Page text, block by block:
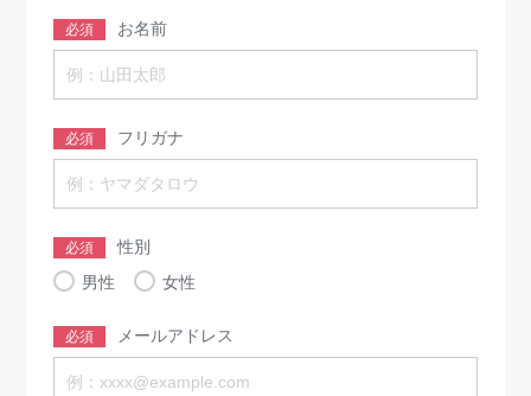
必須 お名前
必須 フリガナ
必須
性別
男性
女性
必須 メールアドレス